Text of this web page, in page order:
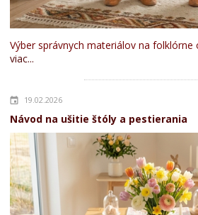
Výber správnych materiálov na folklórne
viac...
19.02.2026
Návod na ušitie štóly a pestierania